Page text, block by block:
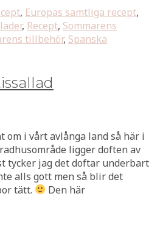
, Europas samtliga recept,
, Recept, Sommarens
tillbehör, Spanska
om i vårt avlånga land så här i
ligger doften av
tycker jag det doftar underbart
alls gott men så blir det
tätt.
Den här